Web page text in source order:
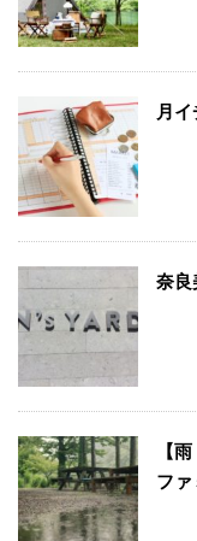
月
奈良
【
ファ